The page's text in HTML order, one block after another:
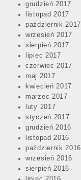
grudzień 2017
listopad 2017
październik 2017
wrzesień 2017
sierpień 2017
lipiec 2017
czerwiec 2017
maj 2017
kwiecień 2017
marzec 2017
luty 2017
styczeń 2017
grudzień 2016
listopad 2016
październik 2016
wrzesień 2016
sierpień 2016